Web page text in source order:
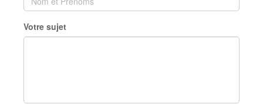
Votre sujet